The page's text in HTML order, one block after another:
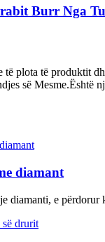
Burr Nga
plota të produktit
së Mesme.Është
diamant
diamanti, e përdorur